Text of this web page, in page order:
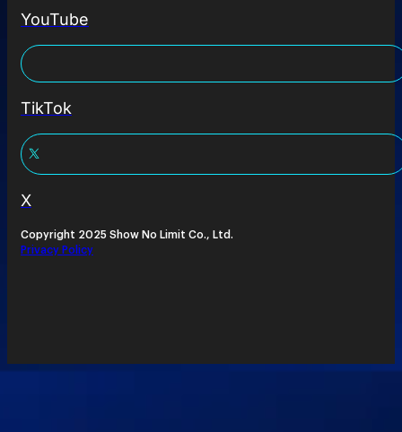
YouTube
TikTok
X
Copyright 2025 Show No Limit Co., Ltd.
Privacy Policy